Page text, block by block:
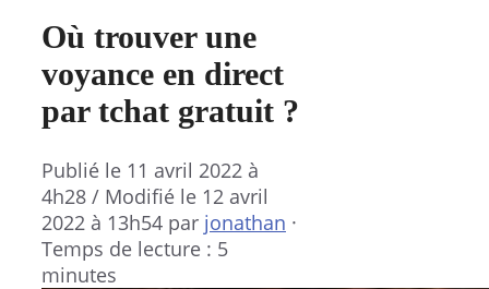
Où trouver une
voyance en direct
par tchat gratuit ?
Publié le 11 avril 2022 à
4h28 / Modifié le 12 avril
2022 à 13h54 par jonathan ·
Temps de lecture : 5
minutes